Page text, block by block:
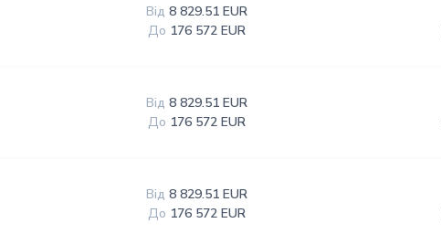
Від 8 829.51 EUR
До 176 572 EUR
Від 8 829.51 EUR
До 176 572 EUR
Від 8 829.51 EUR
До 176 572 EUR